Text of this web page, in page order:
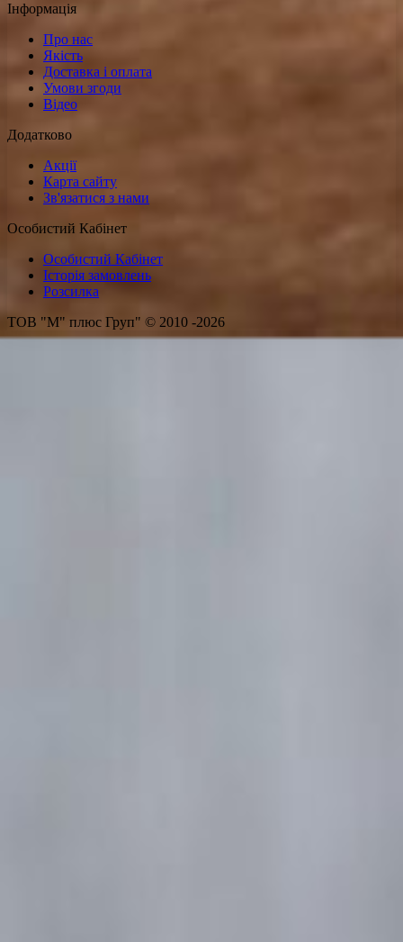
Інформація
Про нас
Якість
Доставка і оплата
Умови згоди
Відео
Додатково
Акції
Карта сайту
Зв'язатися з нами
Особистий Кабінет
Особистий Кабінет
Історія замовлень
Розсилка
ТОВ "М" плюс Груп" © 2010 -2026